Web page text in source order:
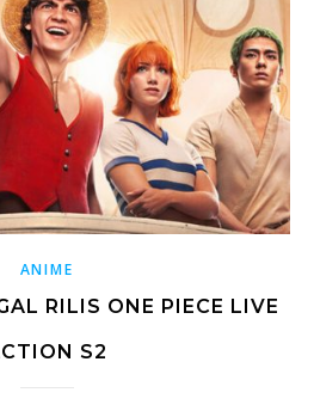
ANIME
RILIS ONE PIECE LIVE
S2